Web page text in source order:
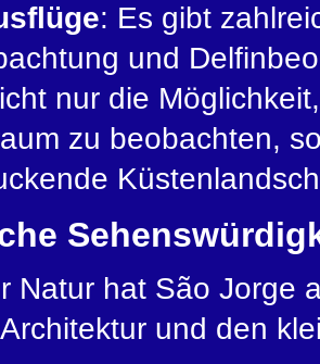
: Es gibt
und
nur die
zu beobachten,
Natur hat São Jorge
und den